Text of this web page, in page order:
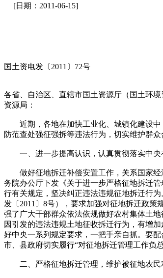
[日期：2011-06-15]
国土资电发〔2011〕72号
各省、自治区、直辖市国土资源厅（国土环
资源局：
近期，各地在加快工业化、城镇化建设中
防范查处强征强拆等违法行为，切实维护群
一、进一步提高认识，认真贯彻落实中央
做好征地拆迁补偿安置工作，关系国家经
务院办公厅下发《关于进一步严格征地拆迁
行有关规定，坚决纠正违法违规征地拆迁行
发〔2011〕8号），要求加强对征地拆迁政
强了广大干部群众依法依规做好农村集体土
因引发的违法违规土地征收拆迁行为，有增
好中央一系列规定要求，一把手亲自抓。要
市、县政府切实履行“对征地拆迁管理工作负
二、严格征地拆迁管理，维护被征地农民